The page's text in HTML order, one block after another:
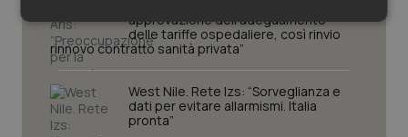
approvazione dell’adeguamento
delle tariffe ospedaliere, così rinvio
rinnovo contratto sanità privata”
West Nile. Rete Izs: “Sorveglianza e
dati per evitare allarmismi. Italia
pronta”
Necessari Statistici Marketing